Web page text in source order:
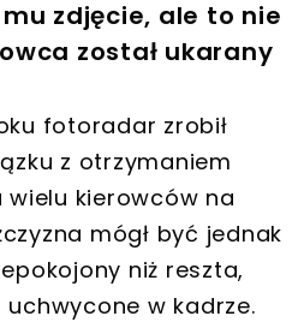
zdjęcie, ale to nie
został ukarany
fotoradar zrobił
z otrzymaniem
kierowców na
mógł być jednak
niż reszta,
w kadrze.